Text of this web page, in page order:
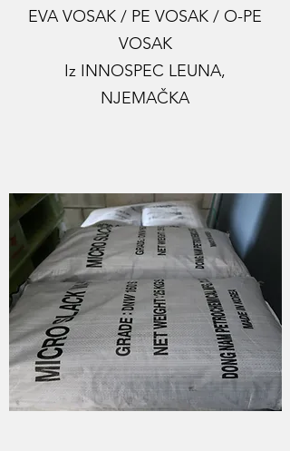
EVA VOSAK / PE VOSAK / O-PE
VOSAK
Iz INNOSPEC LEUNA,
NJEMAČKA